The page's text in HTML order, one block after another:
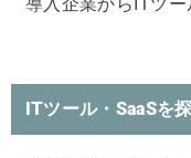
ITツール・SaaSを